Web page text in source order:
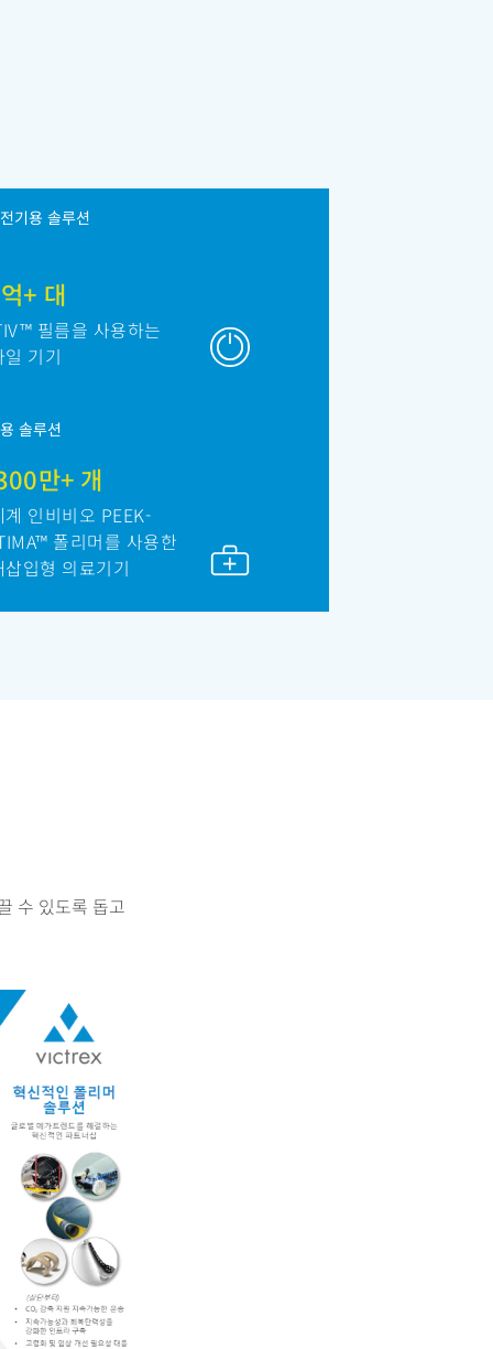
기용 솔루션
+ 대
필름을 사용하는
일 기기
솔루션
만+ 개
계 인비비오 PEEK-
폴리머를 사용한
삽입형 의료기기
수 있도록 돕고